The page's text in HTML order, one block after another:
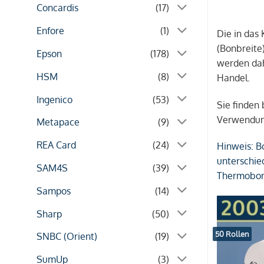
Concardis
(17)
Enfore
(1)
Epson
(178)
HSM
(8)
Ingenico
(53)
Metapace
(9)
REA Card
(24)
SAM4S
(39)
Sampos
(14)
Sharp
(50)
SNBC (Orient)
(19)
SumUp
(3)
Die in das
werden
Handel.
Sie finden
Hinweis:
50 Rollen